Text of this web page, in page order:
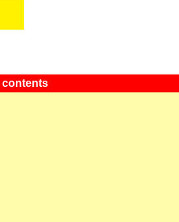
contents